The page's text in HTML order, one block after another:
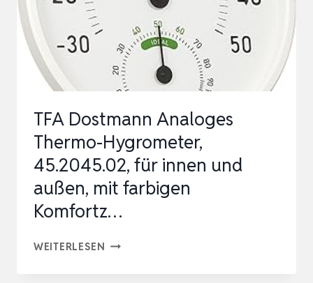
EDELSTAHL
THERMOMETER
…
TFA Dostmann Analoges
Thermo-Hygrometer,
45.2045.02, für innen und
außen, mit farbigen
Komfortz…
WEITERLESEN TFA